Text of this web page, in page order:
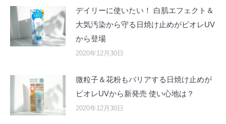
デイリーに使いたい！ 白肌エフェクト＆
大気汚染から守る日焼け止めがビオレUV
から登場
2020年12月30日
微粒子＆花粉もバリアする日焼け止めが
ビオレUVから新発売 使い心地は？
2020年12月30日